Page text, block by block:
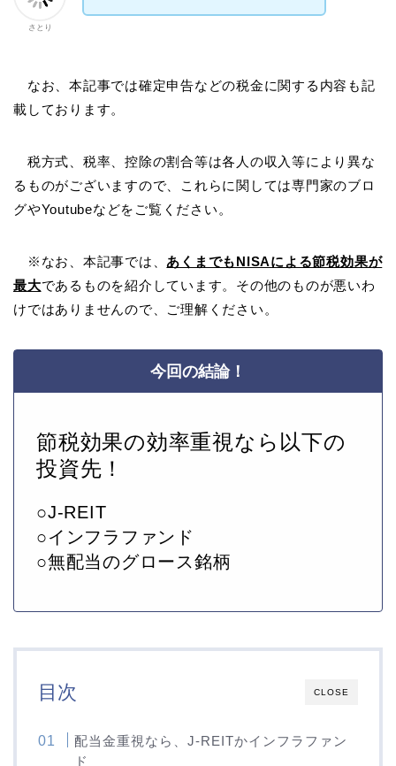
さとり
なお、本記事では確定申告などの税金に関する内容も記
載しております。
税方式、税率、控除の割合等は各人の収入等により異な
るものがございますので、これらに関しては専門家のブロ
グやYoutubeなどをご覧ください。
※なお、本記事では、 あくまでもNISAによる節税効果が
最大であるものを紹介しています。その他のものが悪いわ
けではありませんので、ご理解ください。
今回の結論！
節税効果の効率重視なら以下の
投資先！
○J-REIT
○インフラファンド
○無配当のグロース銘柄
CLOSE
目次
配当金重視なら、J-REITかインフラファン
ド